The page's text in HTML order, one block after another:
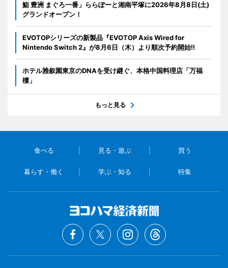
鮨 豊洲 まぐろ一番」ららぽーと湘南平塚に2026年8月8日(土)
グランドオープン！
EVOTOPシリーズの新製品『EVOTOP Axis Wired for
Nintendo Switch 2』が8月6日（木）より順次予約開始!!
ホテル雅叙園東京のDNAを受け継ぐ、本格中国料理店「万福
樓」
もっと見る
食べる 見る・遊ぶ 買う
暮らす・働く 学ぶ・知る 特集